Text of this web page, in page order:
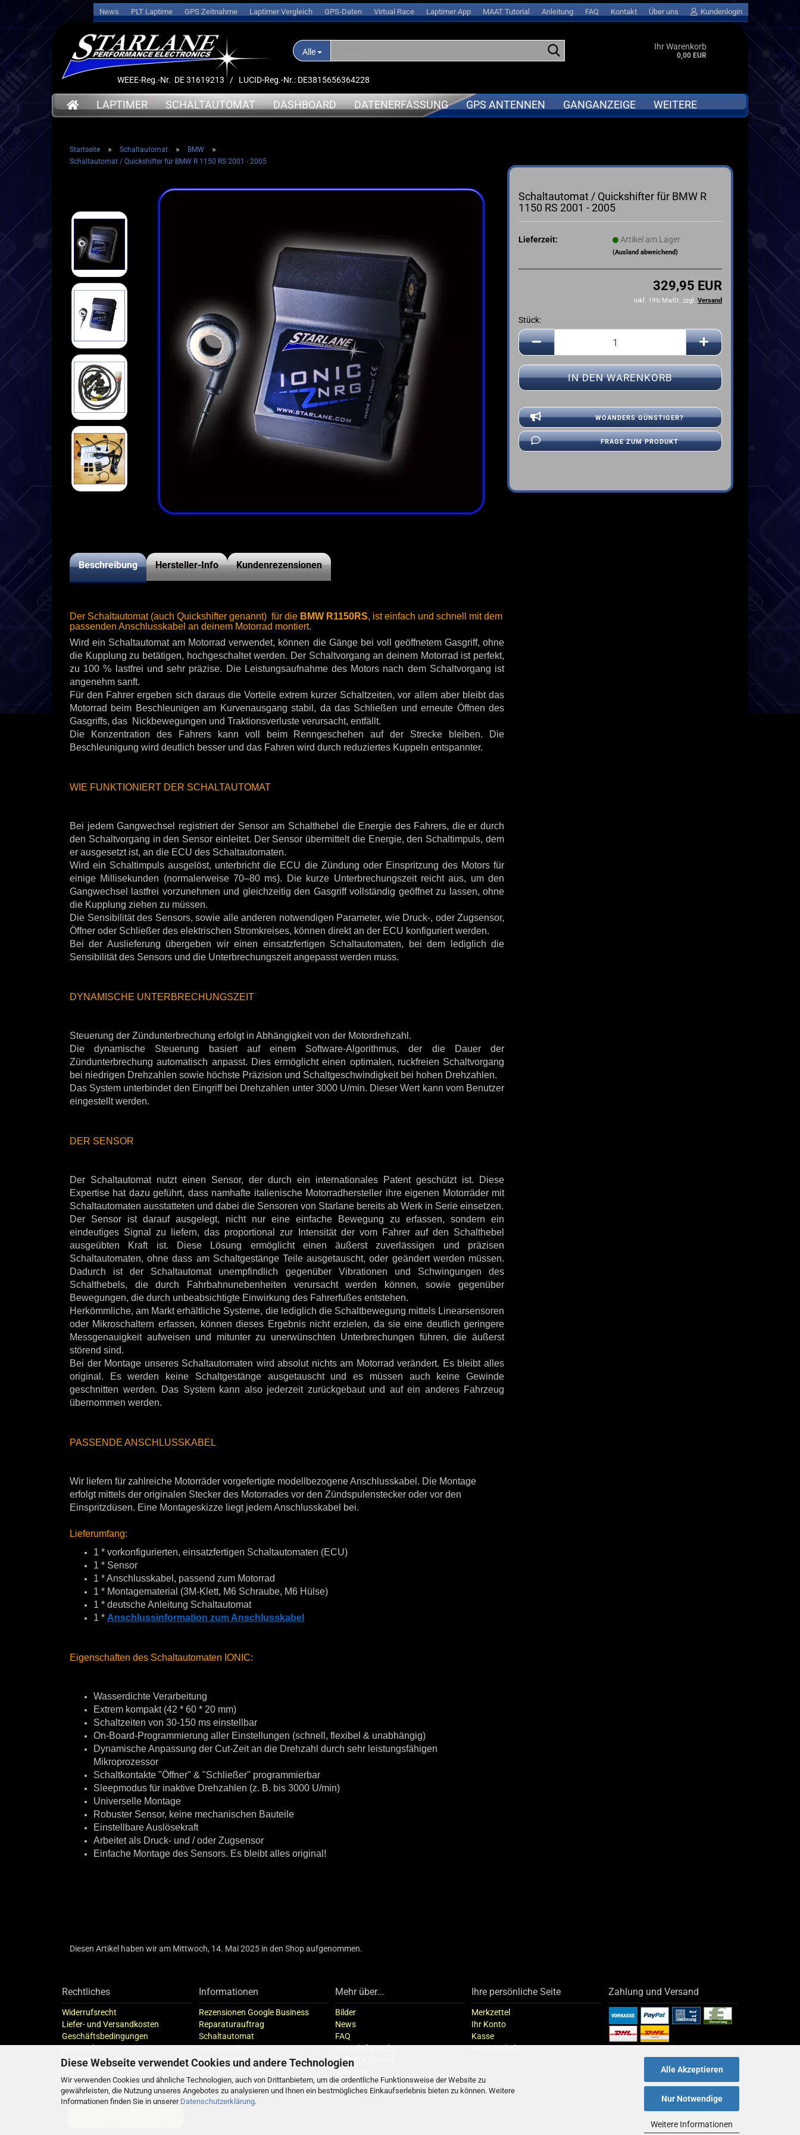
Diese Webseite verwendet Cookies und andere Technologien
Wir verwenden Cookies und ähnliche Technologien, auch von Drittanbietern, um die ordentliche Funktionsweise der Website zu
gewährleisten, die Nutzung unseres Angebotes zu analysieren und Ihnen ein bestmögliches Einkaufserlebnis bieten zu können. Weitere
Informationen finden Sie in unserer Datenschutzerklärung.
Alle Akzeptieren
Nur Notwendige
Weitere Informationen
News PLT Laptime GPS Zeitnahme Laptimer Vergleich GPS-Daten Virtual Race Laptimer App MAAT Tutorial Anleitung FAQ Kontakt Über uns Kundenlogin
Alle
WEEE-Reg.-Nr. DE 31619213 / LUCID-Reg.-Nr.: DE3815656364228
Ihr Warenkorb
0,00 EUR
LAPTIMER
➤ Kabel
➤ Akkus
➤ Service
➤ Deutsche Anleitung
➤ Datenlogger
➤ Sensoren
➤ Deutsche Anleitung
➤ Akkus
➤ Service
➤ Deutsche Anleitung
➤ Datenlogger
➤ Halterungen
➤ Sensoren
➤ Kabel
➤ Service
➤ Deutsche Anleitung
SCHALTAUTOMAT DASHBOARD DATENERFASSUNG
DUCATI
SUZUKI
BMW
KAWASAKI
YAMAHA
HONDA
KTM
SUZUKI
YAMAHA
GPS ANTENNEN GANGANZEIGE WEITERE
GPS LAPTIMER für MOTORRAD &
MOTORRAD QUICKSHIFTER
Startseite » Schaltautomat » BMW »
Schaltautomat / Quickshifter für BMW R 1150 RS 2001 - 2005
Schaltautomat / Quickshifter für BMW R
1150 RS 2001 - 2005
Lieferzeit: Artikel am Lager
(Ausland abweichend)
329,95 EUR
inkl. 19% MwSt. zzgl. Versand
Stück:
Stück
WOANDERS GÜNSTIGER?
FRAGE ZUM PRODUKT
Beschreibung Hersteller-Info Kundenrezensionen
Der Schaltautomat (auch Quickshifter genannt) für die BMW R1150RS, ist einfach und schnell mit dem
passenden Anschlusskabel an deinem Motorrad montiert.
Wird ein Schaltautomat am Motorrad verwendet, können die Gänge bei voll geöffnetem Gasgriff, ohne
die Kupplung zu betätigen, hochgeschaltet werden. Der Schaltvorgang an deinem Motorrad ist perfekt,
zu 100 % lastfrei und sehr präzise. Die Leistungsaufnahme des Motors nach dem Schaltvorgang ist
angenehm sanft.
Für den Fahrer ergeben sich daraus die Vorteile extrem kurzer Schaltzeiten, vor allem aber bleibt das
Motorrad beim Beschleunigen am Kurvenausgang stabil, da das Schließen und erneute Öffnen des
Gasgriffs, das Nickbewegungen und Traktionsverluste verursacht, entfällt.
Die Konzentration des Fahrers kann voll beim Renngeschehen auf der Strecke bleiben. Die
Beschleunigung wird deutlich besser und das Fahren wird durch reduziertes Kuppeln entspannter.
WIE FUNKTIONIERT DER SCHALTAUTOMAT
Bei jedem Gangwechsel registriert der Sensor am Schalthebel die Energie des Fahrers, die er durch
den Schaltvorgang in den Sensor einleitet. Der Sensor übermittelt die Energie, den Schaltimpuls, dem
er ausgesetzt ist, an die ECU des Schaltautomaten.
Wird ein Schaltimpuls ausgelöst, unterbricht die ECU die Zündung oder Einspritzung des Motors für
einige Millisekunden (normalerweise 70–80 ms). Die kurze Unterbrechungszeit reicht aus, um den
Gangwechsel lastfrei vorzunehmen und gleichzeitig den Gasgriff vollständig geöffnet zu lassen, ohne
die Kupplung ziehen zu müssen.
Die Sensibilität des Sensors, sowie alle anderen notwendigen Parameter, wie Druck-, oder Zugsensor,
Öffner oder Schließer des elektrischen Stromkreises, können direkt an der ECU konfiguriert werden.
Bei der Auslieferung übergeben wir einen einsatzfertigen Schaltautomaten, bei dem lediglich die
Sensibilität des Sensors und die Unterbrechungszeit angepasst werden muss.
DYNAMISCHE UNTERBRECHUNGSZEIT
Steuerung der Zündunterbrechung erfolgt in Abhängigkeit von der Motordrehzahl.
Die dynamische Steuerung basiert auf einem Software-Algorithmus, der die Dauer der
Zündunterbrechung automatisch anpasst. Dies ermöglicht einen optimalen, ruckfreien Schaltvorgang
bei niedrigen Drehzahlen sowie höchste Präzision und Schaltgeschwindigkeit bei hohen Drehzahlen.
Das System unterbindet den Eingriff bei Drehzahlen unter 3000 U/min. Dieser Wert kann vom Benutzer
eingestellt werden.
DER SENSOR
Der Schaltautomat nutzt einen Sensor, der durch ein internationales Patent geschützt ist. Diese
Expertise hat dazu geführt, dass namhafte italienische Motorradhersteller ihre eigenen Motorräder mit
Schaltautomaten ausstatteten und dabei die Sensoren von Starlane bereits ab Werk in Serie einsetzen.
Der Sensor ist darauf ausgelegt, nicht nur eine einfache Bewegung zu erfassen, sondern ein
eindeutiges Signal zu liefern, das proportional zur Intensität der vom Fahrer auf den Schalthebel
ausgeübten Kraft ist. Diese Lösung ermöglicht einen äußerst zuverlässigen und präzisen
Schaltautomaten, ohne dass am Schaltgestänge Teile ausgetauscht, oder geändert werden müssen.
Dadurch ist der Schaltautomat unempfindlich gegenüber Vibrationen und Schwingungen des
Schalthebels, die durch Fahrbahnunebenheiten verursacht werden können, sowie gegenüber
Bewegungen, die durch unbeabsichtigte Einwirkung des Fahrerfußes entstehen.
Herkömmliche, am Markt erhältliche Systeme, die lediglich die Schaltbewegung mittels Linearsensoren
oder Mikroschaltern erfassen, können dieses Ergebnis nicht erzielen, da sie eine deutlich geringere
Messgenauigkeit aufweisen und mitunter zu unerwünschten Unterbrechungen führen, die äußerst
störend sind.
Bei der Montage unseres Schaltautomaten wird absolut nichts am Motorrad verändert. Es bleibt alles
original. Es werden keine Schaltgestänge ausgetauscht und es müssen auch keine Gewinde
geschnitten werden. Das System kann also jederzeit zurückgebaut und auf ein anderes Fahrzeug
übernommen werden.
PASSENDE ANSCHLUSSKABEL
Wir liefern für zahlreiche Motorräder vorgefertigte modellbezogene Anschlusskabel. Die Montage
erfolgt mittels der originalen Stecker des Motorrades vor den Zündspulenstecker oder vor den
Einspritzdüsen. Eine Montageskizze liegt jedem Anschlusskabel bei.
Lieferumfang:
1 * vorkonfigurierten, einsatzfertigen Schaltautomaten (ECU)
1 * Sensor
1 * Anschlusskabel, passend zum Motorrad
1 * Montagematerial (3M-Klett, M6 Schraube, M6 Hülse)
1 * deutsche Anleitung Schaltautomat
1 * Anschlussinformation zum Anschlusskabel
Eigenschaften des Schaltautomaten IONIC:
Wasserdichte Verarbeitung
Extrem kompakt (42 * 60 * 20 mm)
Schaltzeiten von 30-150 ms einstellbar
On-Board-Programmierung aller Einstellungen (schnell, flexibel & unabhängig)
Dynamische Anpassung der Cut-Zeit an die Drehzahl durch sehr leistungsfähigen
Mikroprozessor
Schaltkontakte "Öffner" & "Schließer" programmierbar
Sleepmodus für inaktive Drehzahlen (z. B. bis 3000 U/min)
Universelle Montage
Robuster Sensor, keine mechanischen Bauteile
Einstellbare Auslösekraft
Arbeitet als Druck- und / oder Zugsensor
Einfache Montage des Sensors. Es bleibt alles original!
Diesen Artikel haben wir am Mittwoch, 14. Mai 2025 in den Shop aufgenommen.
Rechtliches
Widerrufsrecht
Liefer- und Versandkosten
Geschäftsbedingungen
Datenschutz
Sitemap
Impressum
Informationen
Rezensionen Google Business
Reparaturauftrag
Schaltautomat
Ganganzeige
Datarecording
Mehr über...
Bilder
News
FAQ
Kontaktformular
Callback Service
Über uns
Ihre persönliche Seite
Merkzettel
Ihr Konto
Kasse
Neue Artikel
Zahlung und Versand